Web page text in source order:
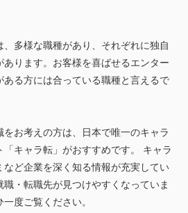
多様な職種があり、それぞれに独自
ります。お客様を喜ばせるエンター
る方には合っている職種と言えるで
お考えの方は、日本で唯一のキャラ
キャラ転」がおすすめです。 キャラ
ど企業を深く知る情報が充実してい
・転職先が見つけやすくなっていま
度ご覧ください。